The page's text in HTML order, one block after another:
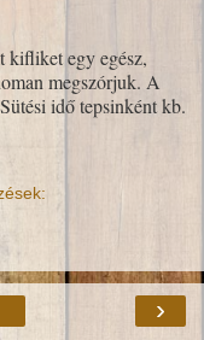
kifliket egy egész,
megszórjuk. A
idő tepsinként kb.
›